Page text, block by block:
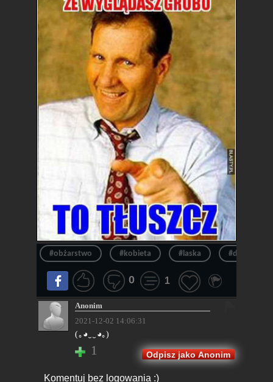
#obżarstwo #kobieta #laska #dieta
0 1
Anonim
2021-12-02 14:06:31
(｡◕‿‿◕｡)
1 Odpisz jako Anonim
Komentuj bez logowania :)